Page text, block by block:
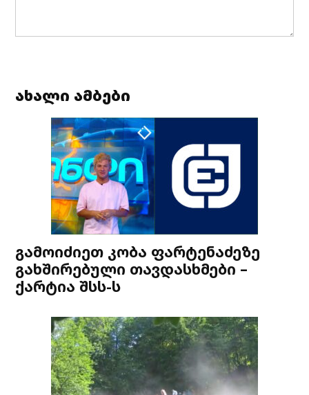
ახალი ამბები
გამოიძიეთ კობა ფარტენაძეზე
გახშირებული თავდასხმები –
ქარტია შსს-ს